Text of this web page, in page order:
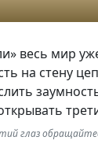
весь мир
на стену
глаз